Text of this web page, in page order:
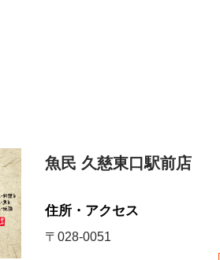
魚民 久慈東口駅前店
住所・アクセス
〒028-0051